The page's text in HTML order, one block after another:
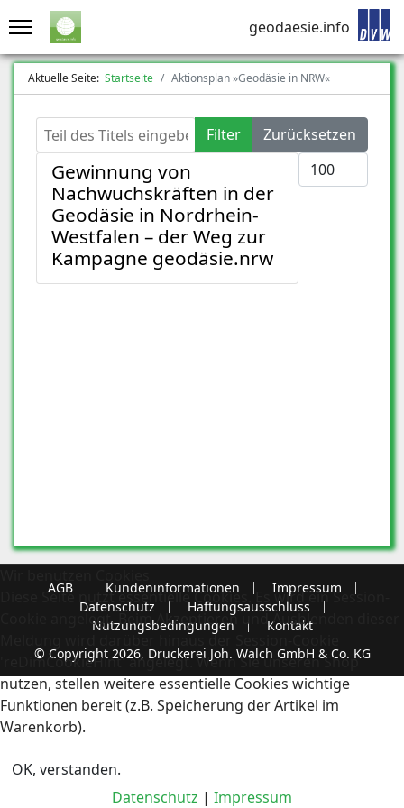
geodaesie.info
Aktuelle Seite: Startseite Aktionsplan »Geodäsie in NRW«
Teil des Titels eingeben Filter
Zurücksetzen
Anzeige #
Gewinnung von
Nachwuchskräften in der
Geodäsie in Nordrhein-
Westfalen – der Weg zur
Kampagne geodäsie.nrw
AGB Kundeninformationen
Impressum
Datenschutz
Haftungsausschluss
Nutzungsbedingungen
Kontakt
© Copyright 2026, Druckerei Joh. Walch GmbH & Co. KG
Diese Seite nutzt essentielle Cookies. Es wird ein Session-
Cookie angelegt. Beim Akzeptieren und Ausblenden dieser
Meldung wird darüber hinaus der Session-Cookie
'reDimCookieHint' angelegt. Wenn Sie unseren Shop
nutzen, stellen weitere essentielle Cookies wichtige
Funktionen bereit (z.B. Speicherung der Artikel im
Warenkorb).
OK, verstanden.
Datenschutz | Impressum